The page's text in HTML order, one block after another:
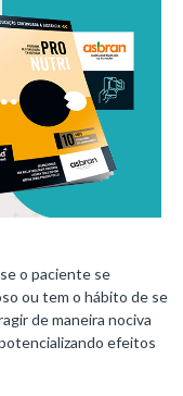
o paciente se
ou tem o hábito de se
de maneira nociva
efeitos